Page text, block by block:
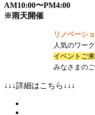
AM10:00〜PM4:00
※雨天開催
リノベーシ
人気のワー
イベントご
みなさまの
↓↓↓詳細はこちら↓↓↓